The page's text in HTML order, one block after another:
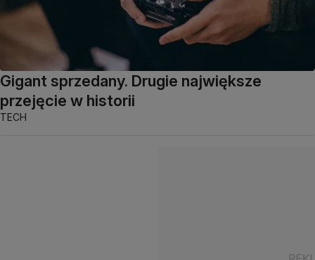
Gigant sprzedany. Drugie największe
przejęcie w historii
TECH